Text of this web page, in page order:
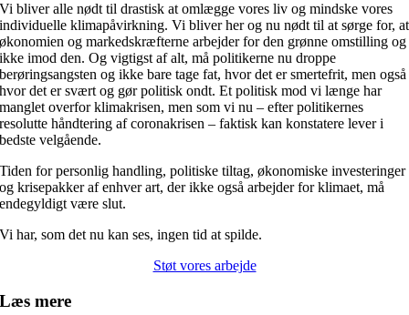
Vi bliver alle nødt til drastisk at omlægge vores liv og mindske vores
individuelle klimapåvirkning. Vi bliver her og nu nødt til at sørge for, at
økonomien og markedskræfterne arbejder for den grønne omstilling og
ikke imod den. Og vigtigst af alt, må politikerne nu droppe
berøringsangsten og ikke bare tage fat, hvor det er smertefrit, men også
hvor det er svært og gør politisk ondt. Et politisk mod vi længe har
manglet overfor klimakrisen, men som vi nu – efter politikernes
resolutte håndtering af coronakrisen – faktisk kan konstatere lever i
bedste velgående.
Tiden for personlig handling, politiske tiltag, økonomiske investeringer
og krisepakker af enhver art, der ikke også arbejder for klimaet, må
endegyldigt være slut.
Vi har, som det nu kan ses, ingen tid at spilde.
Støt vores arbejde
Læs mere